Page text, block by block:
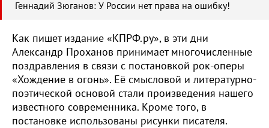
Геннадий Зюганов: У России нет права на ошибку!
Как пишет издание «КПРФ.ру», в эти дни
Александр Проханов принимает многочисленные
поздравления в связи с постановкой рок-оперы
«Хождение в огонь». Её смысловой и литературно-
поэтической основой стали произведения нашего
известного современника. Кроме того, в
постановке использованы рисунки писателя.